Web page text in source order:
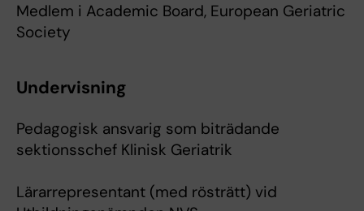
Medlem i Academic Board, European Geriatric
Society
Undervisning
Pedagogisk ansvarig som biträdande
sektionsschef Klinisk Geriatrik
Lärarrepresentant (med rösträtt) vid